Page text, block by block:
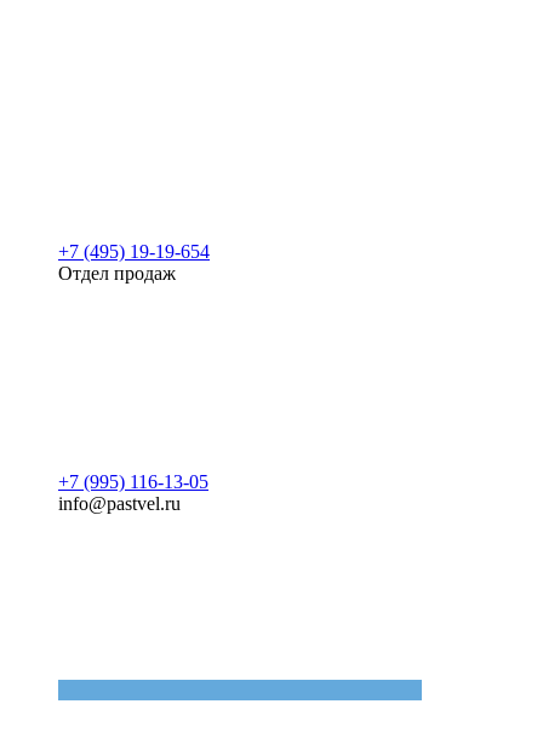
+7 (495) 19-19-654
Отдел продаж
+7 (995) 116-13-05
info@pastvel.ru